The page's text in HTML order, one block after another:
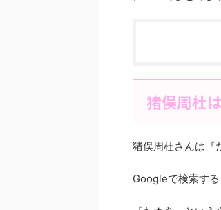
猪俣周杜
猪俣周杜さんは『
Googleで検索する